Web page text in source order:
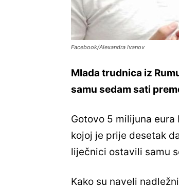
Facebook/Alexandra Ivanov
Mlada trudnica iz
samu sedam sati
Gotovo 5 milijuna eura
kojoj je prije desetak
liječnici ostavili samu
Kako su naveli